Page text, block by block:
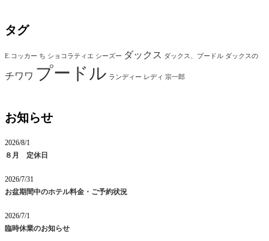
タグ
E.コッカー ち ショコラティエ シーズー ダックス ダックス、プードル ダックスの
チワワ プードル ランディー レディ 宗一郎
お知らせ
2026/8/1
８月 定休日
2026/7/31
お盆期間中のホテル料金・ご予約状況
2026/7/1
臨時休業のお知らせ